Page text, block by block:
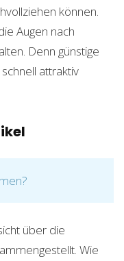
können.
Augen nach
Denn günstige
attraktiv
über die
Wie